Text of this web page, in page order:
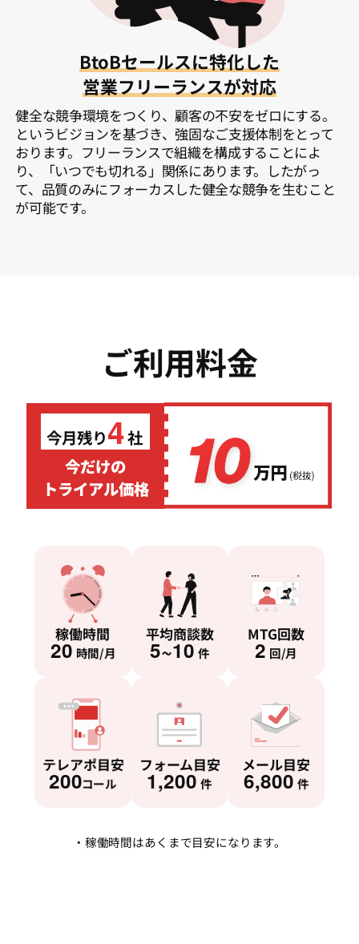
BtoBセールスに特化した
営業フリーランスが対応
健全な競争環境をつくり、顧客の不安をゼロにする。
というビジョンを基づき、強固なご支援体制をとって
おります。フリーランスで組織を構成することによ
り、「いつでも切れる」関係にあります。したがっ
て、品質のみにフォーカスした健全な競争を生むこと
が可能です。
ご利用料金
今月残り4社
今だけの
トライアル価格
稼働時間
20 時間/月
平均商談数
5~10 件
MTG回数
2 回/月
テレアポ目安
200コール
フォーム目安
1,200 件
メール目安
6,800 件
・稼働時間はあくまで目安になります。